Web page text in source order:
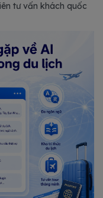
tư vấn khách quốc